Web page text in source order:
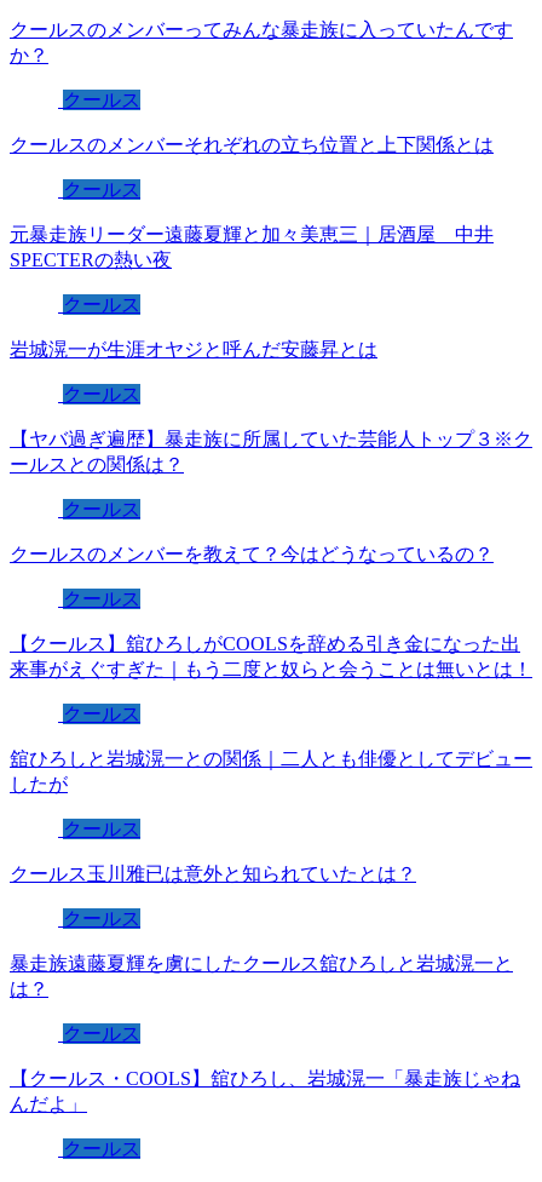
クールスのメンバーってみんな暴走族に入っていたんです
か？
クールス
クールスのメンバーそれぞれの立ち位置と上下関係とは
クールス
元暴走族リーダー遠藤夏輝と加々美恵三｜居酒屋 中井
SPECTERの熱い夜
クールス
岩城滉一が生涯オヤジと呼んだ安藤昇とは
クールス
【ヤバ過ぎ遍歴】暴走族に所属していた芸能人トップ３※ク
ールスとの関係は？
クールス
クールスのメンバーを教えて？今はどうなっているの？
クールス
【クールス】舘ひろしがCOOLSを辞める引き金になった出
来事がえぐすぎた｜もう二度と奴らと会うことは無いとは！
クールス
舘ひろしと岩城滉一との関係｜二人とも俳優としてデビュー
したが
クールス
クールス玉川雅已は意外と知られていたとは？
クールス
暴走族遠藤夏輝を虜にしたクールス舘ひろしと岩城滉一と
は？
クールス
【クールス・COOLS】舘ひろし、岩城滉一「暴走族じゃね
んだよ」
クールス